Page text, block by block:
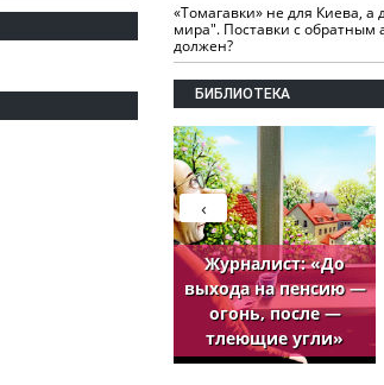
«Томагавки» не для Киева,
мира". Поставки с обратным
должен?
БИБЛИОТЕКА
Журналист: «До
выхода на пенсию —
огонь, после —
тлеющие угли»
‹